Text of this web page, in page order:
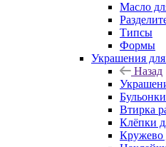
Масло
Типсы
Формы
Украшения
Назад
Втирка
Клёпки
Кружево